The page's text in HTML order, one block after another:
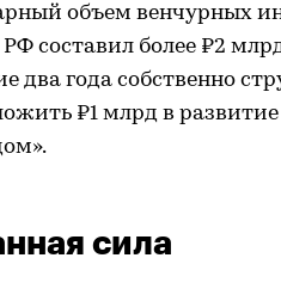
объем венчурных
составил более ₽2
два года собственно
₽1 млрд в
сила